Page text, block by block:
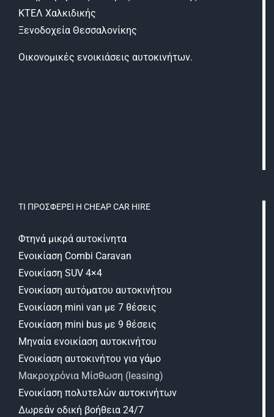
ΚΤΕΛ Χαλκιδικής
Ξενοδοχεία Θεσσαλονίκης
Oικονομικές ενοικιάσεις αυτοκινήτων.
ΤΙ ΠΡΟΣΦΈΡΕΙ Η CHEAP CAR HIRE
Φτηνά μικρά αυτοκίνητα
Ενοικίαση Combi Caravan
Ενοικίαση SUV 4×4
Ενοικίαση αυτόματου αυτοκινήτου
Ενοικίαση mini van με 7 θέσεις
Ενοικίαση mini bus με 9 θέσεις
Μηναία ενοικίαση αυτοκινήτου
Ενοικίαση αυτοκινήτου για γάμο
Μακροχρόνια Μίσθωση (leasing)
Ενοικίαση πολυτελών αυτοκινήτων
Δωρεάν οδική βοήθεια 24/7